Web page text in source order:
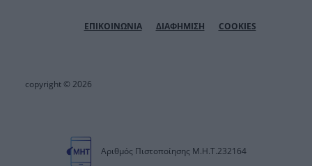
ΕΠΙΚΟΙΝΩΝΙΑ ΔΙΑΦΗΜΙΣΗ COOKIES
copyright © 2026
Αριθμός Πιστοποίησης Μ.Η.Τ.232164